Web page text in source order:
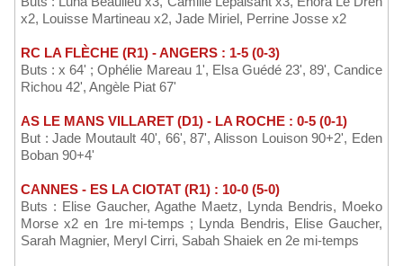
x2, Louisse Martineau x2, Jade Miriel, Perrine Josse x2
RC LA FLÈCHE (R1) - ANGERS : 1-5 (0-3)
Buts : x 64' ; Ophélie Mareau 1', Elsa Guédé 23', 89', Candice
Richou 42', Angèle Piat 67'
AS LE MANS VILLARET (D1) - LA ROCHE : 0-5 (0-1)
But : Jade Moutault 40', 66', 87', Alisson Louison 90+2', Eden
Boban 90+4'
CANNES - ES LA CIOTAT (R1) : 10-0 (5-0)
Buts : Elise Gaucher, Agathe Maetz, Lynda Bendris, Moeko
Morse x2 en 1re mi-temps ; Lynda Bendris, Elise Gaucher,
Sarah Magnier, Meryl Cirri, Sabah Shaiek en 2e mi-temps